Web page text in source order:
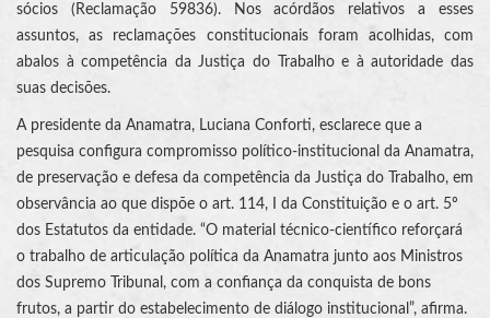
sócios (Reclamação 59836). Nos acórdãos relativos a esses
assuntos, as reclamações constitucionais foram acolhidas, com
abalos à competência da Justiça do Trabalho e à autoridade das
suas decisões.
A presidente da Anamatra, Luciana Conforti, esclarece que a
pesquisa configura compromisso político-institucional da Anamatra,
de preservação e defesa da competência da Justiça do Trabalho, em
observância ao que dispõe o art. 114, I da Constituição e o art. 5º
dos Estatutos da entidade. “O material técnico-científico reforçará
o trabalho de articulação política da Anamatra junto aos Ministros
dos Supremo Tribunal, com a confiança da conquista de bons
frutos, a partir do estabelecimento de diálogo institucional”, afirma.